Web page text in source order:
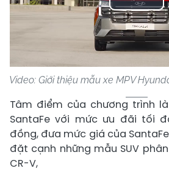
Video: Giới thiệu mẫu xe MPV
Tâm điểm của chương trình là
SantaFe với mức ưu đãi tối
đồng, đưa mức giá của
đặt cạnh những mẫu SUV
CR-V,